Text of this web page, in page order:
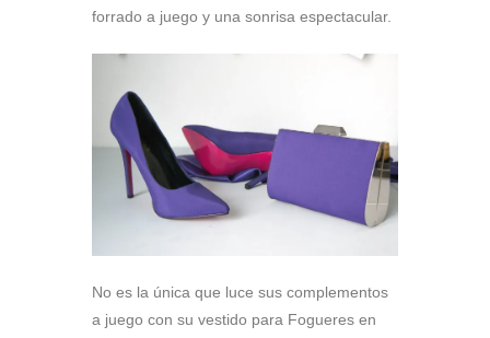
forrado a juego y una sonrisa espectacular.
No es la única que luce sus complementos
a juego con su vestido para Fogueres en